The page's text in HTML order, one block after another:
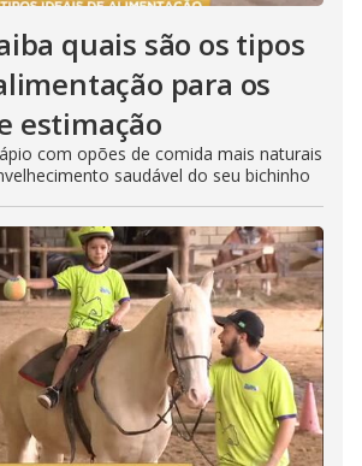
quais são os tipos
para os
estimação
com opões de comida mais naturais
saudável do seu bichinho